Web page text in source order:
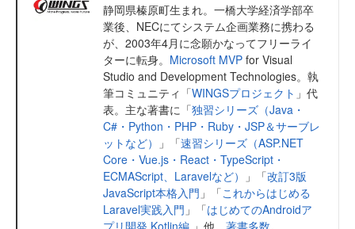
静岡県榛原町生まれ。一橋大学経済学部卒
業後、NECにてシステム企画業務に携わる
が、2003年4月に念願かなってフリーライ
ターに転身。 Microsoft MVP for Visual
Studio and Development Technologies。執
筆コミュニティ「WINGSプロジェクト 」代
表。主な著書に「独習シリーズ（Java・
C#・Python・PHP・Ruby・JSP＆サーブレ
ットなど）
」「速習シリーズ（ASP.NET
Core・Vue.js・React・TypeScript・
ECMAScript、Laravelなど）
」「改訂3版
JavaScript本格入門 」「これからはじめる
Laravel実践入門 」「はじめてのAndroidア
プリ開発 Kotlin編 」他、 著書多数。